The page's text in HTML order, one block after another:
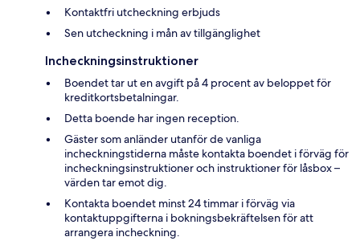
Kontaktfri utcheckning erbjuds
Sen utcheckning i mån av tillgänglighet
Incheckningsinstruktioner
Boendet tar ut en avgift på 4 procent av beloppet för
kreditkortsbetalningar.
Detta boende har ingen reception.
Gäster som anländer utanför de vanliga
incheckningstiderna måste kontakta boendet i förväg för
incheckningsinstruktioner och instruktioner för låsbox –
värden tar emot dig.
Kontakta boendet minst 24 timmar i förväg via
kontaktuppgifterna i bokningsbekräftelsen för att
arrangera incheckning.